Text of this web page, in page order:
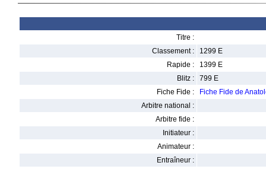
Titre :
Classement :
1299 E
Rapide :
1399 E
Blitz :
799 E
Fiche Fide :
Fiche Fide de
Arbitre national :
Arbitre fide :
Initiateur :
Animateur :
Entraîneur :